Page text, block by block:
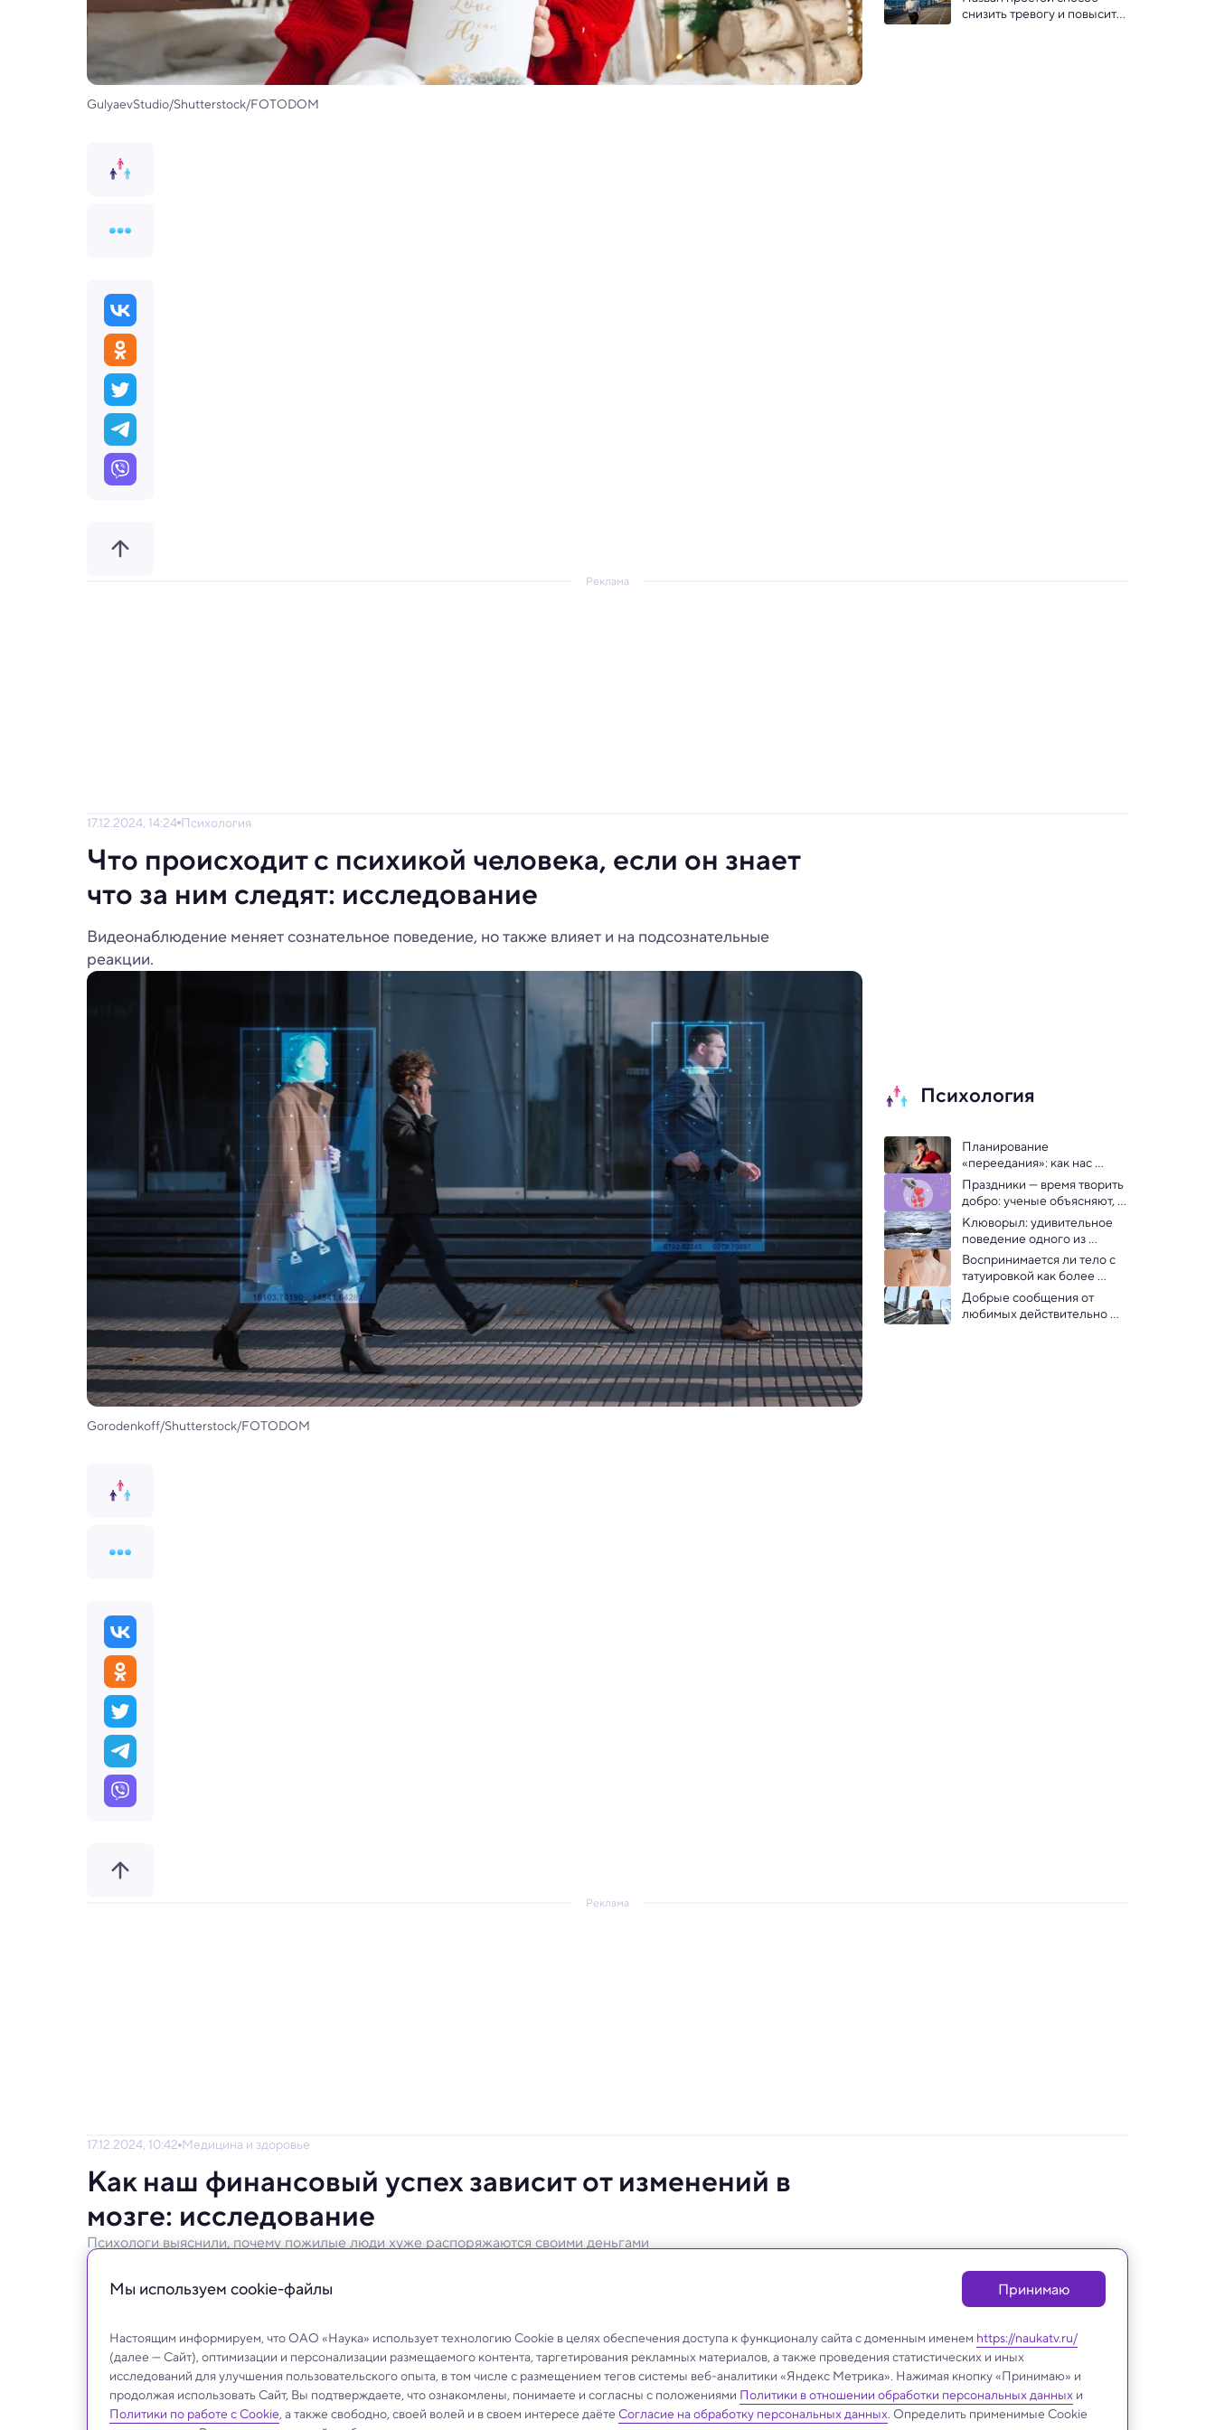
GulyaevStudio/Shutterstock/FOTODOM
снизить тревогу и повысить
Реклама
17.12.2024, 14:24 Психология
Что происходит с психикой человека, если он знает
что за ним следят: исследование
Видеонаблюдение меняет сознательное поведение, но также влияет и на подсознательные
реакции.
Gorodenkoff/Shutterstock/FOTODOM
Психология
Планирование
«переедания»: как нас
подсаживают на сериалы
Праздники — время творить
добро: ученые объясняют,
почему делать это приятно
Клюворыл: удивительное
поведение одного из
наименее изученных
млекопитающих в мире
Воспринимается ли тело с
татуировкой как более
красивое — показал
эксперимент
Добрые сообщения от
любимых действительно
Реклама
17.12.2024, 10:42 Медицина и здоровье
Как наш финансовый успех зависит от изменений в
мозге: исследование
Психологи выяснили, почему пожилые люди хуже распоряжаются своими деньгами
Как возрастные изменения влияют на финансовые способности пожилых людей и какие меры
помогут лучше распоряжаться своими деньгами.
Медицина и здоровье
Мы используем сookie-файлы Принимаю
Настоящим информируем, что ОАО «Наука» использует технологию Cookie в целях обеспечения доступа к функционалу сайта с доменным именем https://naukatv.ru/
(далее — Сайт), оптимизации и персонализации размещаемого контента, таргетирования рекламных материалов, а также проведения статистических и иных
исследований для улучшения пользовательского опыта, в том числе с размещением тегов системы веб-аналитики «Яндекс Метрика». Нажимая кнопку «Принимаю» и
продолжая использовать Сайт, Вы подтверждаете, что ознакомлены, понимаете и согласны с положениями Политики в отношении обработки персональных данных и
Политики по работе с Cookie, а также свободно, своей волей и в своем интересе даёте Согласие на обработку персональных данных. Определить применимые Cookie